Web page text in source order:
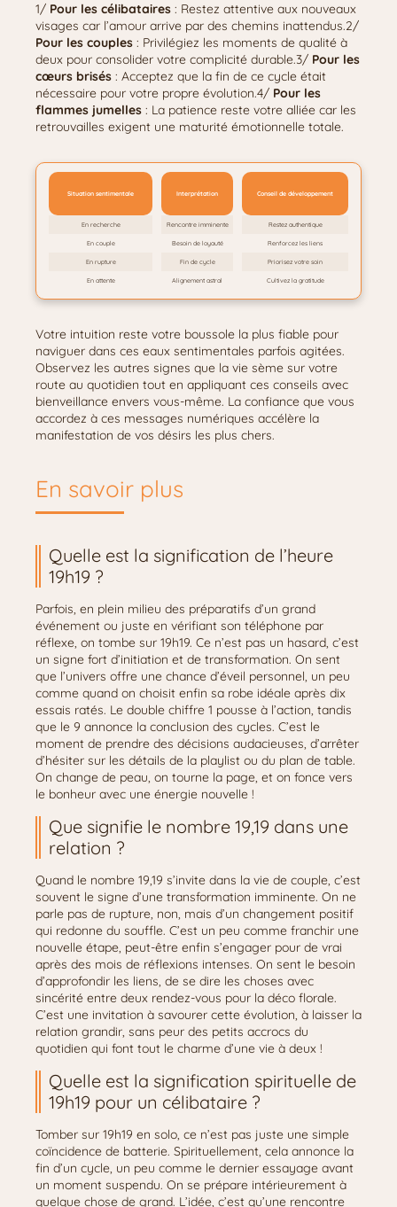
1/ Pour les célibataires : Restez attentive aux nouveaux
visages car l’amour arrive par des chemins inattendus.2/
Pour les couples : Privilégiez les moments de qualité à
deux pour consolider votre complicité durable.3/ Pour les
cœurs brisés : Acceptez que la fin de ce cycle était
nécessaire pour votre propre évolution.4/ Pour les
flammes jumelles : La patience reste votre alliée car les
retrouvailles exigent une maturité émotionnelle totale.
Situation sentimentale Interprétation Conseil de développement
En recherche Rencontre imminente Restez authentique
En couple Besoin de loyauté Renforcez les liens
En rupture Fin de cycle Priorisez votre soin
En attente Alignement astral Cultivez la gratitude
Votre intuition reste votre boussole la plus fiable pour
naviguer dans ces eaux sentimentales parfois agitées.
Observez les autres signes que la vie sème sur votre
route au quotidien tout en appliquant ces conseils avec
bienveillance envers vous-même. La confiance que vous
accordez à ces messages numériques accélère la
manifestation de vos désirs les plus chers.
En savoir plus
Quelle est la signification de l’heure
19h19 ?
Parfois, en plein milieu des préparatifs d’un grand
événement ou juste en vérifiant son téléphone par
réflexe, on tombe sur 19h19. Ce n’est pas un hasard, c’est
un signe fort d’initiation et de transformation. On sent
que l’univers offre une chance d’éveil personnel, un peu
comme quand on choisit enfin sa robe idéale après dix
essais ratés. Le double chiffre 1 pousse à l’action, tandis
que le 9 annonce la conclusion des cycles. C’est le
moment de prendre des décisions audacieuses, d’arrêter
d’hésiter sur les détails de la playlist ou du plan de table.
On change de peau, on tourne la page, et on fonce vers
le bonheur avec une énergie nouvelle !
Que signifie le nombre 19,19 dans une
relation ?
Quand le nombre 19,19 s’invite dans la vie de couple, c’est
souvent le signe d’une transformation imminente. On ne
parle pas de rupture, non, mais d’un changement positif
qui redonne du souffle. C’est un peu comme franchir une
nouvelle étape, peut-être enfin s’engager pour de vrai
après des mois de réflexions intenses. On sent le besoin
d’approfondir les liens, de se dire les choses avec
sincérité entre deux rendez-vous pour la déco florale.
C’est une invitation à savourer cette évolution, à laisser la
relation grandir, sans peur des petits accrocs du
quotidien qui font tout le charme d’une vie à deux !
Quelle est la signification spirituelle de
19h19 pour un célibataire ?
Tomber sur 19h19 en solo, ce n’est pas juste une simple
coïncidence de batterie. Spirituellement, cela annonce la
fin d’un cycle, un peu comme le dernier essayage avant
un moment suspendu. On se prépare intérieurement à
quelque chose de grand. L’idée, c’est qu’une rencontre